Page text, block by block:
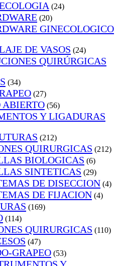
(24)
(20)
GINECOLOGICO
DE VASOS (24)
QUIRÚRGICAS
(34)
(27)
ABIERTO (56)
Y LIGADURAS
(212)
QUIRURGICAS (212)
BIOLOGICAS (6)
SINTETICAS (29)
DE DISECCION (4)
DE FIJACION (4)
(169)
(114)
QUIRURGICAS (110)
(47)
GRAPEO (53)